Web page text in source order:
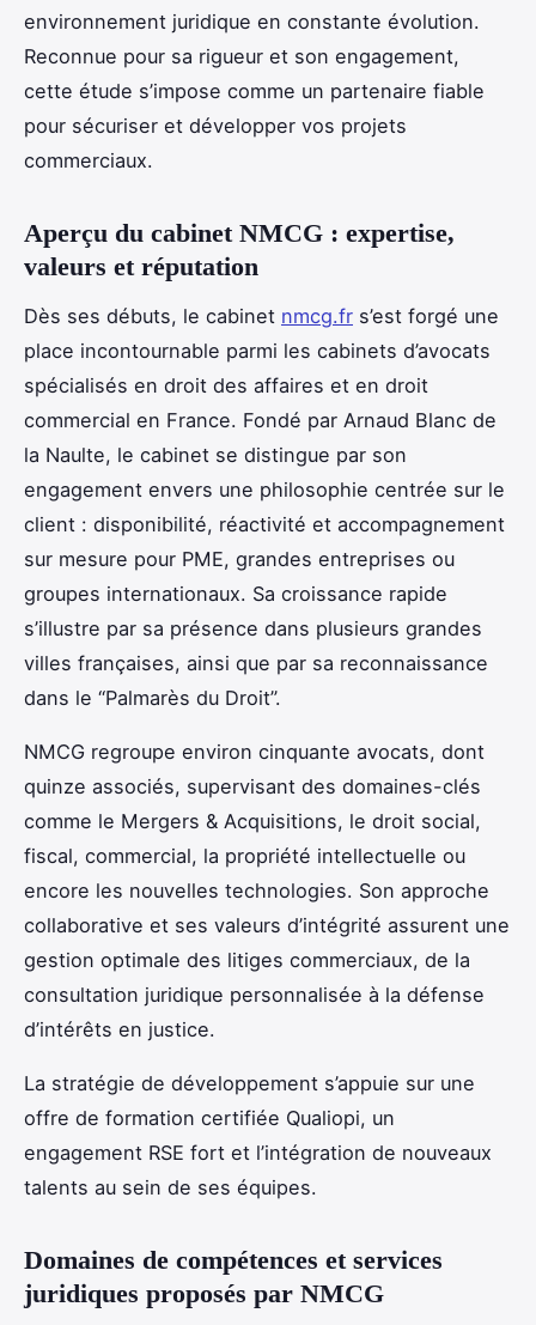
environnement juridique en constante évolution.
Reconnue pour sa rigueur et son engagement,
cette étude s’impose comme un partenaire fiable
pour sécuriser et développer vos projets
commerciaux.
Aperçu du cabinet NMCG : expertise,
valeurs et réputation
Dès ses débuts, le cabinet nmcg.fr s’est forgé une
place incontournable parmi les cabinets d’avocats
spécialisés en droit des affaires et en droit
commercial en France. Fondé par Arnaud Blanc de
la Naulte, le cabinet se distingue par son
engagement envers une philosophie centrée sur le
client : disponibilité, réactivité et accompagnement
sur mesure pour PME, grandes entreprises ou
groupes internationaux. Sa croissance rapide
s’illustre par sa présence dans plusieurs grandes
villes françaises, ainsi que par sa reconnaissance
dans le “Palmarès du Droit”.
NMCG regroupe environ cinquante avocats, dont
quinze associés, supervisant des domaines-clés
comme le Mergers & Acquisitions, le droit social,
fiscal, commercial, la propriété intellectuelle ou
encore les nouvelles technologies. Son approche
collaborative et ses valeurs d’intégrité assurent une
gestion optimale des litiges commerciaux, de la
consultation juridique personnalisée à la défense
d’intérêts en justice.
La stratégie de développement s’appuie sur une
offre de formation certifiée Qualiopi, un
engagement RSE fort et l’intégration de nouveaux
talents au sein de ses équipes.
Domaines de compétences et services
juridiques proposés par NMCG